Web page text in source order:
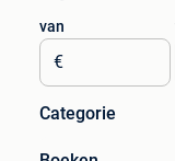
van
€
Categorie